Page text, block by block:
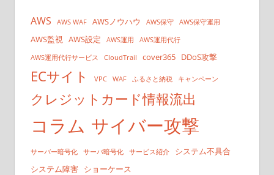
AWS AWS WAF AWSノウハウ AWS保守 AWS保守運用
AWS監視 AWS設定 AWS運用 AWS運用代行
AWS運用代行サービス CloudTrail cover365 DDoS攻撃
ECサイト VPC WAF ふるさと納税 キャンペーン
クレジットカード情報流出
コラム サイバー攻撃
サーバー暗号化 サーバ暗号化 サービス紹介
システム不具合
システム障害 ショーケース